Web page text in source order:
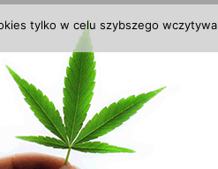
tylko w celu szybszego